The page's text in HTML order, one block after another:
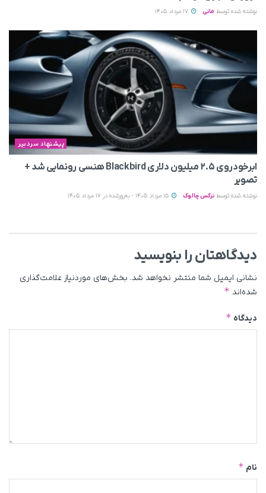
نوشته شده توسط مانی
پیشنهاد سردبیر
ابرخودروی ۲.۵ میلیون دلاری Blackbird هنسی رونمایی شد +
تصویر
نوشته شده توسط نرگس چالوک
دیدگاهتان را بنویسید
نشانی ایمیل شما منتشر نخواهد شد. بخش‌های موردنیاز علامت‌گذاری
شده‌اند *
دیدگاه *
نام *